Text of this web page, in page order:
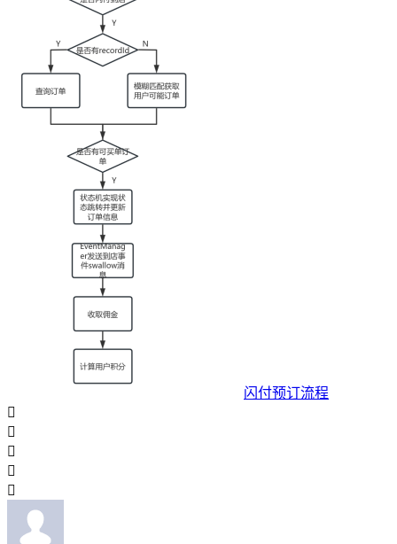
闪付预订流程




